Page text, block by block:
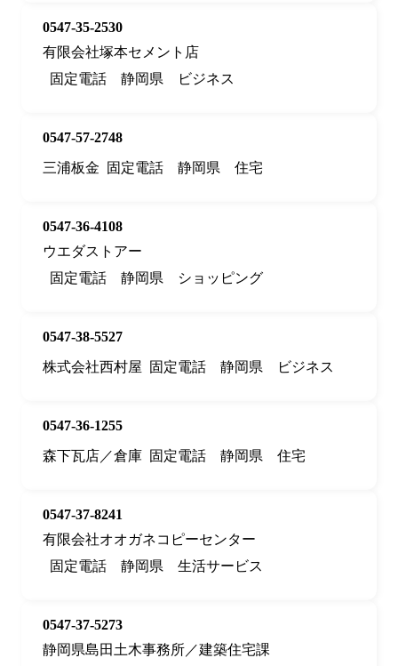
0547-35-2530
有限会社塚本セメント店
固定電話
静岡県 ビジネス
0547-57-2748
三浦板金
固定電話 静岡県 住宅
0547-36-4108
ウエダストアー
固定電話
静岡県 ショッピング
0547-38-5527
株式会社西村屋
固定電話 静岡県 ビジネス
0547-36-1255
森下瓦店／倉庫 固定電話 静岡県 住宅
0547-37-8241
有限会社オオガネコピーセンター
固定電話
静岡県 生活サービス
0547-37-5273
静岡県島田土木事務所／建築住宅課